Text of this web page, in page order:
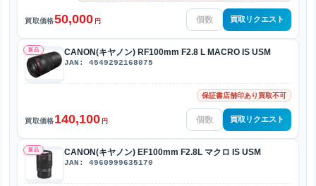
買取価格50,000 円 買取リクエスト
新品 CANON(キヤノン) RF100mm F2.8 L MACRO IS USM
JAN: 4549292168075
保証書店舗印あり買取不可
買取価格140,100 円 買取リクエスト
新品 CANON(キヤノン) EF100mm F2.8L マクロ IS USM
JAN: 4960999635170